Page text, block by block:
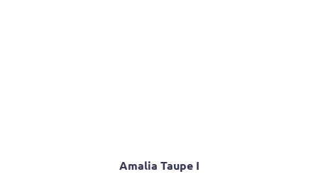
Amalia Taupe I